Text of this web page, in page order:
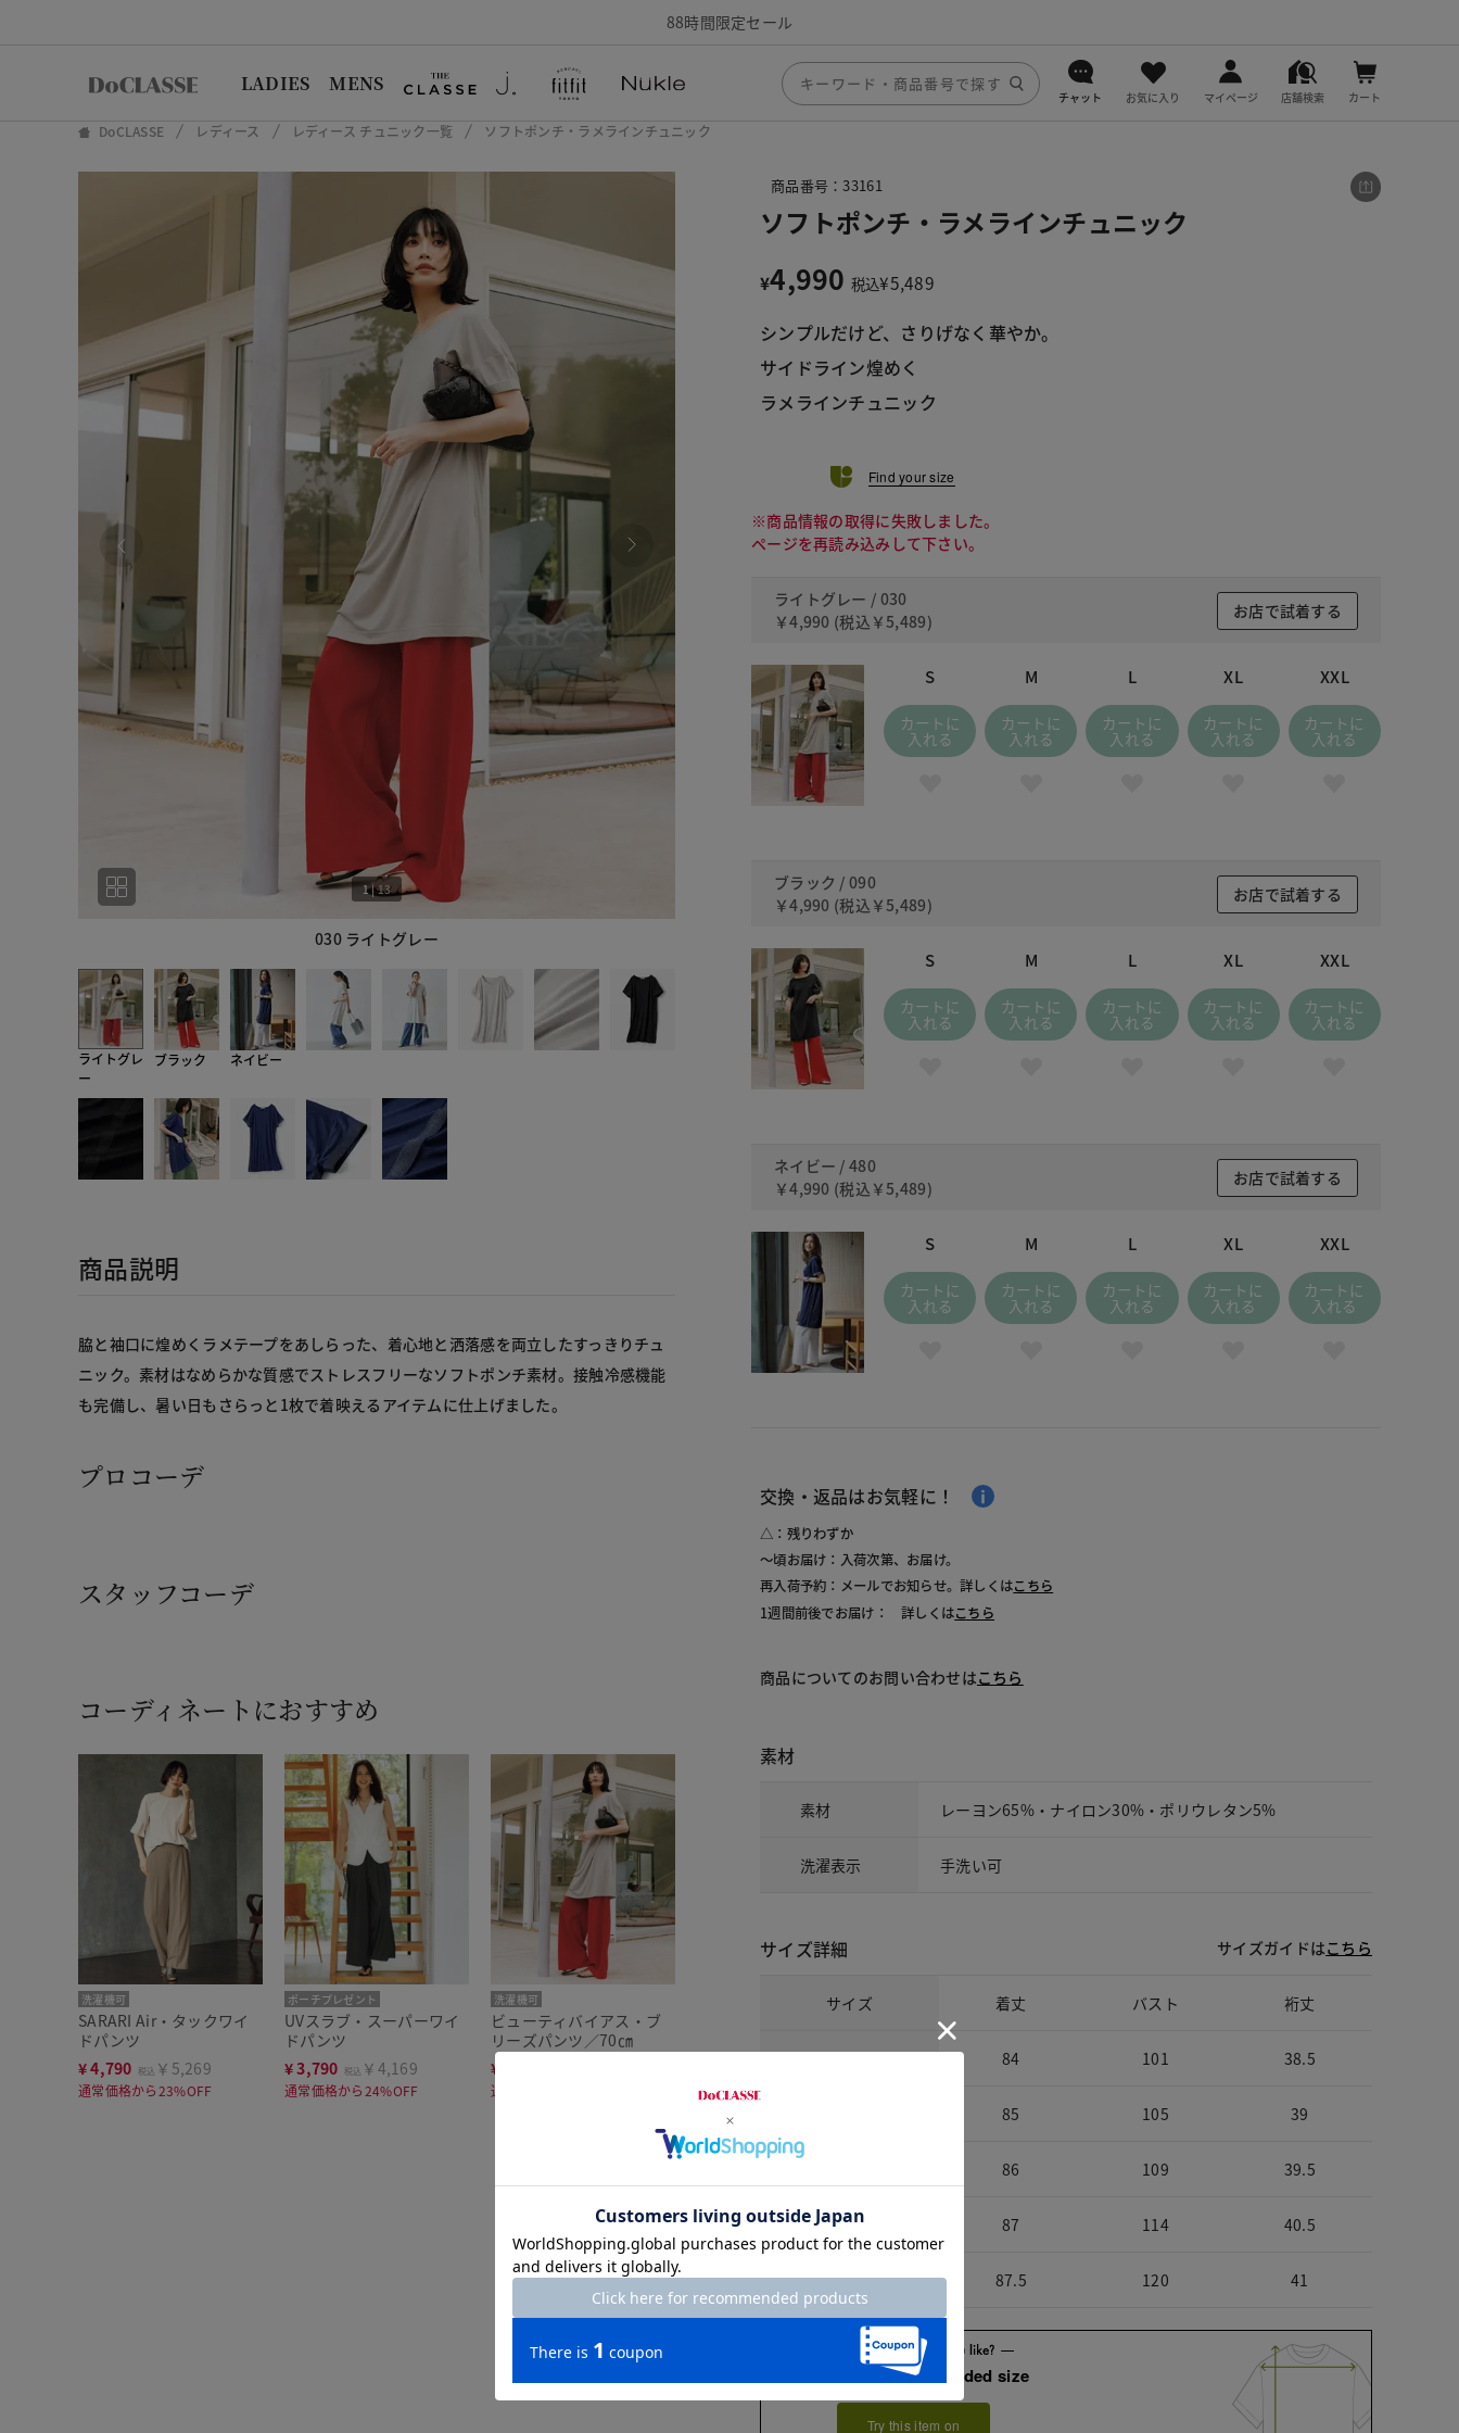
88時間限定セール
LADIES MENS
チャット お気に入り マイページ 店舗検索 カート
DoCLASSE レディース レディース チュニック一覧 ソフトポンチ・ラメラインチュニック
030 ライトグレー
1|13
ライトグレ
ー
ブラック ネイビー
商品説明
脇と袖口に煌めくラメテープをあしらった、着心地と洒落感を両立したすっきりチュ
ニック。素材はなめらかな質感でストレスフリーなソフトポンチ素材。接触冷感機能
も完備し、暑い日もさらっと1枚で着映えるアイテムに仕上げました。
プロコーデ
スタッフコーデ
コーディネートにおすすめ
洗濯機可
SARARI Air・タックワイ
ドパンツ
¥4,790 税込 ￥5,269
通常価格から23%OFF
ポーチプレゼント
洗濯機可
UVスラブ・スーパーワイ
ドパンツ
¥3,790 税込 ￥4,169
通常価格から24%OFF
洗濯機可
ビューティバイアス・ブ
リーズパンツ／70㎝
¥
通常価格から40%OFF
商品番号：33161
ソフトポンチ・ラメラインチュニック
¥4,990 税込¥5,489
シンプルだけど、さりげなく華やか。
サイドライン煌めく
ラメラインチュニック
Find your size
※商品情報の取得に失敗しました。
ページを再読み込みして下さい。
ライトグレー / 030
￥4,990 (税込 ￥5,489)
お店で試着する
S
カートに
入れる
M
カートに
入れる
L
カートに
入れる
XL
カートに
入れる
XXL
カートに
入れる
ブラック / 090
￥4,990 (税込 ￥5,489)
お店で試着する
S
カートに
入れる
M
カートに
入れる
L
カートに
入れる
XL
カートに
入れる
XXL
カートに
入れる
ネイビー / 480
￥4,990 (税込 ￥5,489)
お店で試着する
S
カートに
入れる
M
カートに
入れる
L
カートに
入れる
XL
カートに
入れる
XXL
カートに
入れる
交換・返品はお気軽に！
△：残りわずか
～頃お届け：入荷次第、お届け。
再入荷予約：メールでお知らせ。詳しくはこちら
1週間前後でお届け： 詳しくはこちら
商品についてのお問い合わせはこちら
素材
素材 レーヨン65%・ナイロン30%・ポリウレタン5%
洗濯表示 手洗い可
サイズ詳細 サイズガイドはこちら
サイズ 着丈 バスト 裄丈
S 84 101 38.5
85 105 39
86 109 39.5
XL 87 114 40.5
XXL 87.5 120 41
Check the recommended size
Try this item on